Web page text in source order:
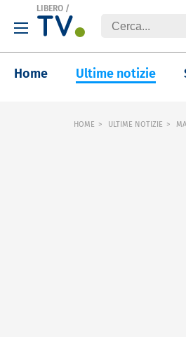
LIBERO /
Home Ultime notizie
HOME ULTIME NOTIZIE